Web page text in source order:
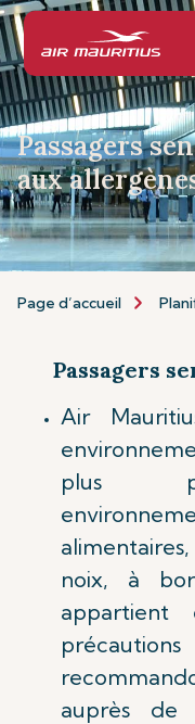
Passagers
aux
Page d’accueil
Passagers
Air
plus
noix, à
auprès de